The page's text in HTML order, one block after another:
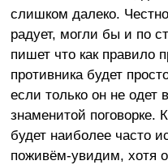
слишком далеко.
радует, могли бы и по
пишет что как правило
противника будет
если только он не одет
знаменитой поговорке.
будет наиболее часто
поживём-увидим, хотя